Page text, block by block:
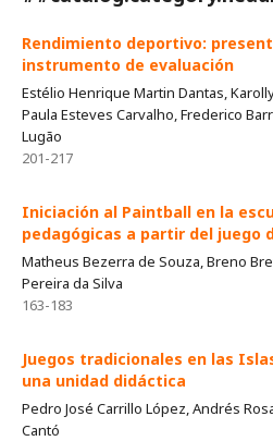
Rendimiento deportivo:
instrumento de evaluación
Estélio Henrique Martin Dantas,
Paula Esteves Carvalho, Frederico
Lugão
201-217
Iniciación al Paintball en la
pedagógicas a partir del juego
Matheus Bezerra de Souza, Breno
Pereira da Silva
163-183
Juegos tradicionales en las
una unidad didáctica
Pedro José Carrillo López, Andrés
Cantó